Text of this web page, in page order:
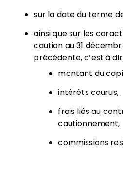
sur la date du terme
ainsi que sur les
caution au 31
précédente, c’est à
montant du
intérêts courus,
frais liés au
cautionnement,
commissions